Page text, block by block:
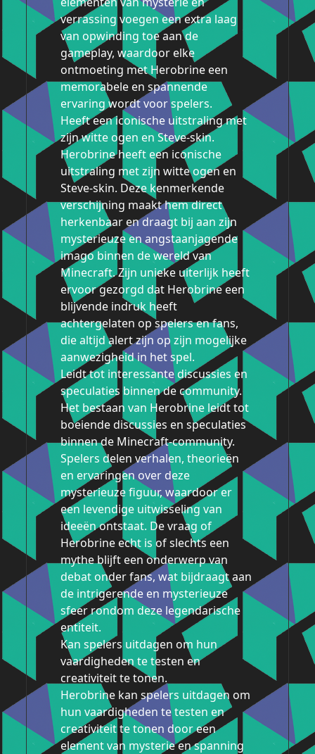
verrassing voegen een extra laag
van opwinding toe aan de
gameplay, waardoor elke
ontmoeting met Herobrine een
memorabele en spannende
ervaring wordt voor spelers.
Heeft een iconische uitstraling met
zijn witte ogen en Steve-skin.
Herobrine heeft een iconische
uitstraling met zijn witte ogen en
Steve-skin. Deze kenmerkende
verschijning maakt hem direct
herkenbaar en draagt bij aan zijn
mysterieuze en angstaanjagende
imago binnen de wereld van
Minecraft. Zijn unieke uiterlijk heeft
ervoor gezorgd dat Herobrine een
blijvende indruk heeft
achtergelaten op spelers en fans,
die altijd alert zijn op zijn mogelijke
aanwezigheid in het spel.
Leidt tot interessante discussies en
speculaties binnen de community.
Het bestaan van Herobrine leidt tot
boeiende discussies en speculaties
binnen de Minecraft-community.
Spelers delen verhalen, theorieën
en ervaringen over deze
mysterieuze figuur, waardoor er
een levendige uitwisseling van
ideeën ontstaat. De vraag of
Herobrine echt is of slechts een
mythe blijft een onderwerp van
debat onder fans, wat bijdraagt aan
de intrigerende en mysterieuze
sfeer rondom deze legendarische
entiteit.
Kan spelers uitdagen om hun
vaardigheden te testen en
creativiteit te tonen.
Herobrine kan spelers uitdagen om
hun vaardigheden te testen en
creativiteit te tonen door een
element van mysterie en spanning